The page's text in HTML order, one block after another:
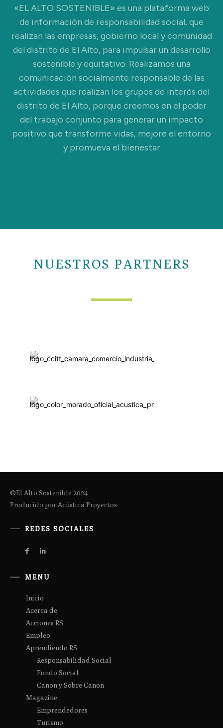
«EL ALTO SOSTENIBLE» es una plataforma web
de información de responsabilidad social, que
realizan las empresas, gobierno local y comunidad
del distrito de El Alto, para impulsar un desarrollo
sostenible y equitativo. Realizamos una
comunicación socialmente responsable de las
actividades que realizan los grupos de interés del
distrito de El Alto, porque creemos en el poder
del trabajo conjunto para generar un impacto
positivo que transforme vidas, mejore el entorno
y promueva el bienestar
NUESTROS PARTNERS
©El Alto Sostenible 2024
Producido por Acústica Proyectos
REDES SOCIALES
MENU
Inicio
Acerca de
Acciones RS
Empleo
Aprendiendo RS
Responsabilidad Social
Fondo Social
Canon y Sobre Canon
Magazine
Emprendedores
Turismo